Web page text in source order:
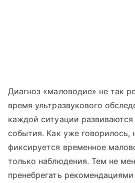
Диагноз «маловодие» не так
время ультразвукового
каждой ситуации
события. Как уже
фиксируется временное
только наблюдения. Тем не
пренебрегать